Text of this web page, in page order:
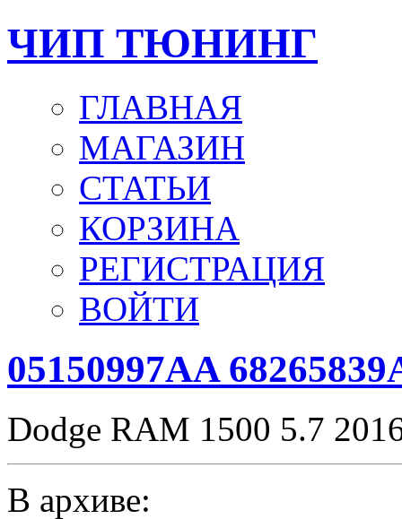
ЧИП ТЮНИНГ
ГЛАВНАЯ
МАГАЗИН
СТАТЬИ
КОРЗИНА
РЕГИСТРАЦИЯ
ВОЙТИ
05150997AA
Dodge RAM 1500 5.7
В архиве: